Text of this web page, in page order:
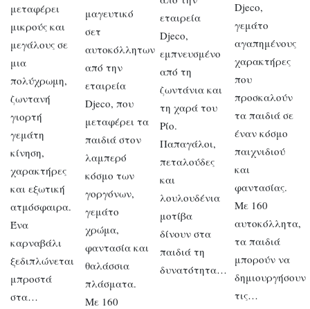
μεταφέρει
μικρούς και
μεγάλους σε
μια
πολύχρωμη,
ζωντανή
γιορτή
γεμάτη
κίνηση,
χαρακτήρες
και εξωτική
ατμόσφαιρα.
Ένα
καρναβάλι
ξεδιπλώνεται
μπροστά
στα…
μαγευτικό
σετ
αυτοκόλλητων
από την
εταιρεία
Djeco, που
μεταφέρει τα
παιδιά στον
λαμπερό
κόσμο των
γοργόνων,
γεμάτο
χρώμα,
φαντασία και
θαλάσσια
πλάσματα.
Με 160
εταιρεία
Djeco,
εμπνευσμένο
από τη
ζωντάνια και
τη χαρά του
Ρίο.
Παπαγάλοι,
πεταλούδες
και
λουλουδένια
μοτίβα
δίνουν στα
παιδιά τη
δυνατότητα…
Djeco,
γεμάτο
αγαπημένους
χαρακτήρες
που
προσκαλούν
τα παιδιά σε
έναν κόσμο
παιχνιδιού
και
φαντασίας.
Με 160
αυτοκόλλητα,
τα παιδιά
μπορούν να
δημιουργήσουν
τις…